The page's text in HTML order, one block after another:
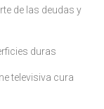
de las deudas y
duras
televisiva cura